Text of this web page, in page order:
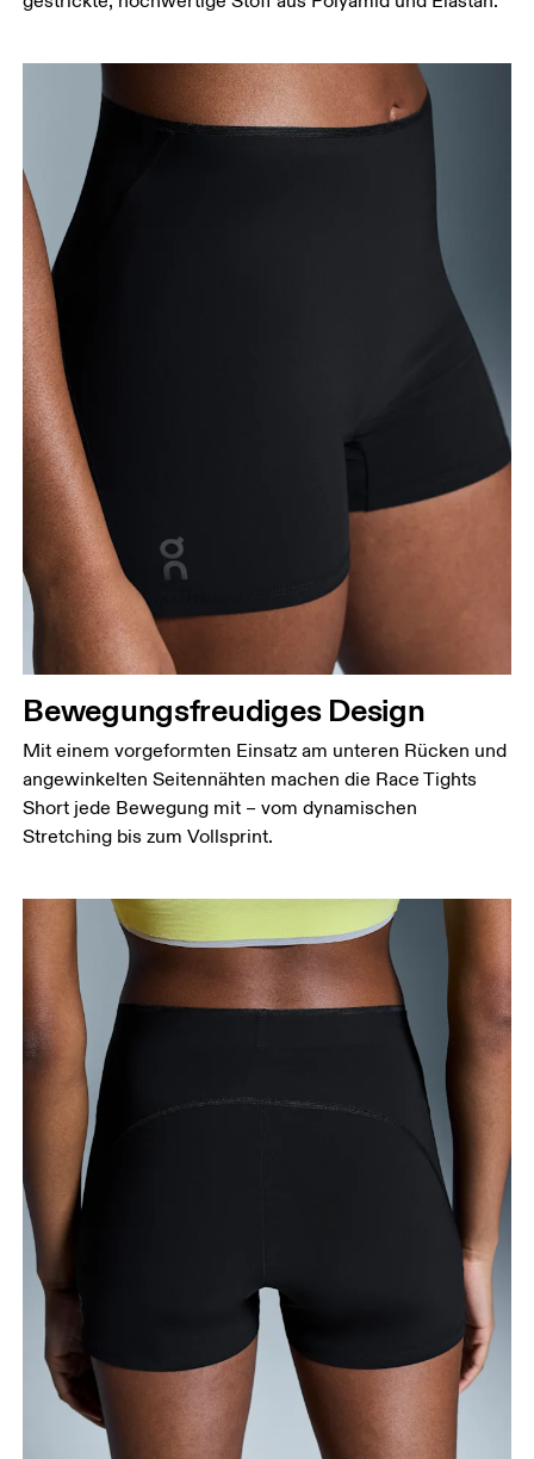
Stell dich mit durchgedrückten Knien hin, die
Füsse leicht auseinander. Miss von der obersten
Stelle deines Innenbeins bis hinunter zum Knöchel.
Bewegungsfreudiges Design
Mit einem vorgeformten Einsatz am unteren Rücken und
angewinkelten Seitennähten machen die Race Tights
Short jede Bewegung mit – vom dynamischen
Stretching bis zum Vollsprint.